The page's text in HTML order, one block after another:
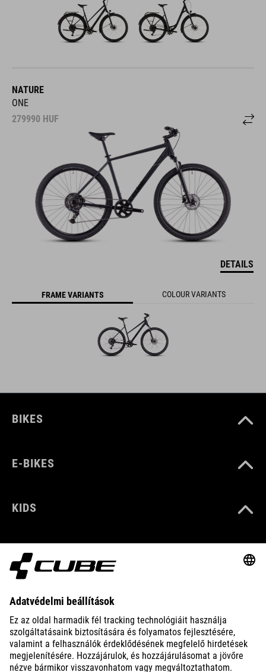
NATURE
ONE
279990 HUF
DETAILS
BIKES
E-BIKES
KIDS
GEAR
SUPPORT